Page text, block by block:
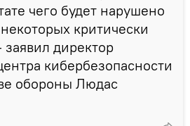
чего будет нарушено
критически
директор
кибербезопасности
обороны Людас